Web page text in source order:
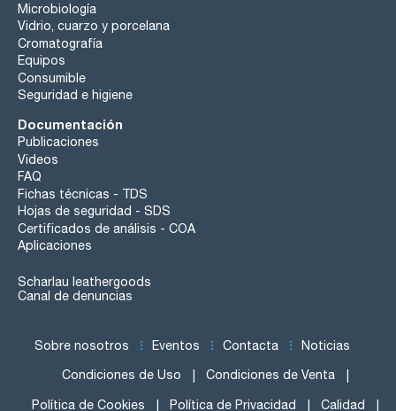
Microbiología
Vidrio, cuarzo y porcelana
Cromatografía
Equipos
Consumible
Seguridad e higiene
Documentación
Publicaciones
Videos
FAQ
Fichas técnicas - TDS
Hojas de seguridad - SDS
Certificados de análisis - COA
Aplicaciones
Scharlau leathergoods
Canal de denuncias
Sobre nosotros Eventos Contacta Noticias
Condiciones de Uso Condiciones de Venta
Política de Cookies Política de Privacidad Calidad